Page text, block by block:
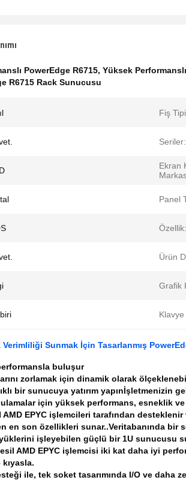
PowerEdge R6715, Yüksek
R6715 Rack Sunucusu
Fiş
Seriler:
Ekran
Panel
Özellik:
Ürün
Grafik
Klavye
Sunmak İçin Tasarlanmış
buluşur
zorlamak için dinamik olarak
bir sunucuya yatırım yapınİşletmenizin
için yüksek performans, esneklik
EPYC işlemcileri tarafından desteklenir
en son özellikleri sunar..Veritabanında bir
işleyebilen güçlü bir 1U sunucusu
AMD EPYC işlemcisi iki kat daha iyi
ile, tek soket tasarımında I/O ve daha